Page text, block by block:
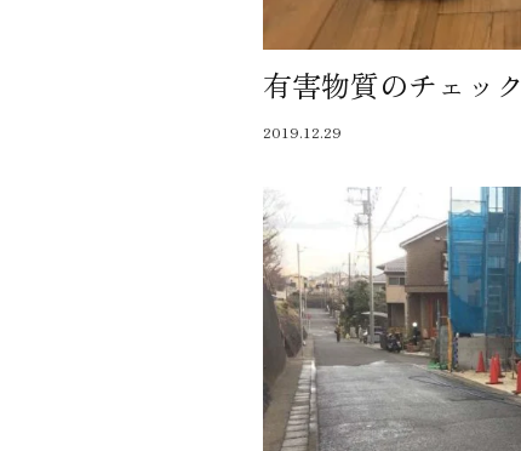
有害物質のチェック
2019.12.29